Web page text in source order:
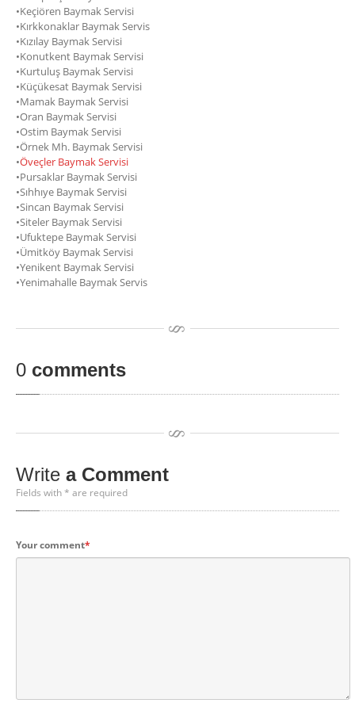
•Keçiören Baymak Servisi
•Kırkkonaklar Baymak Servis
•Kızılay Baymak Servisi
•Konutkent Baymak Servisi
•Kurtuluş Baymak Servisi
•Küçükesat Baymak Servisi
•Mamak Baymak Servisi
•Oran Baymak Servisi
•Ostim Baymak Servisi
•Örnek Mh. Baymak Servisi
•Öveçler Baymak Servisi
•Pursaklar Baymak Servisi
•Sıhhıye Baymak Servisi
•Sincan Baymak Servisi
•Siteler Baymak Servisi
•Ufuktepe Baymak Servisi
•Ümitköy Baymak Servisi
•Yenikent Baymak Servisi
•Yenimahalle Baymak Servis
0 comments
Write a Comment
Fields with * are required
Your comment*